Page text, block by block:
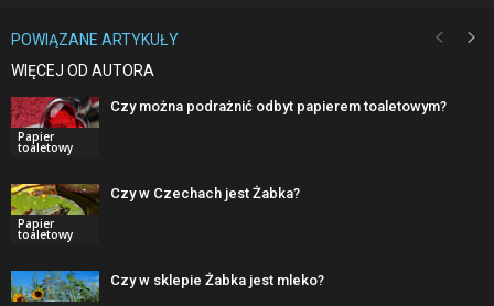
POWIĄZANE ARTYKUŁY
WIĘCEJ OD AUTORA
Papier
toaletowy
Czy można podrażnić odbyt papierem toaletowym?
Papier
toaletowy
Czy w Czechach jest Żabka?
Czy w sklepie Żabka jest mleko?